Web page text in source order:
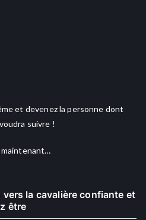
et devenez la personne dont
suivre !
maintenant…
la cavalière confiante et
être